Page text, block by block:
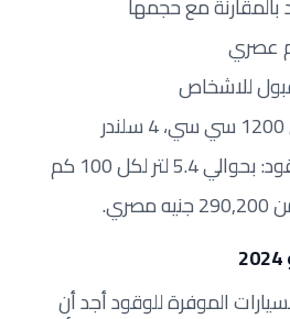
عصري
للاشخاص
لتر لكل 100 كم
الموفرة للوقود أجد أن